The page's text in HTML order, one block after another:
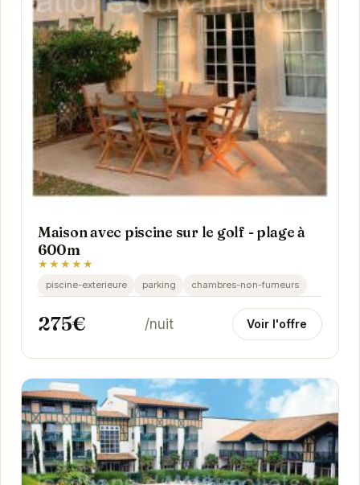
Maison avec piscine sur le golf - plage à
600m
★★★★★
piscine-exterieure parking chambres-non-fumeurs
275€ /nuit Voir l'offre